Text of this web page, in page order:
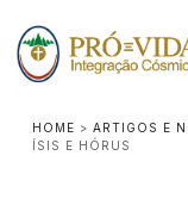
HOME >ARTIGOS E
ÍSIS E HÓRUS